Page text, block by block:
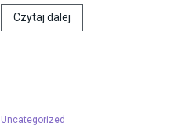
Czytaj dalej
Uncategorized